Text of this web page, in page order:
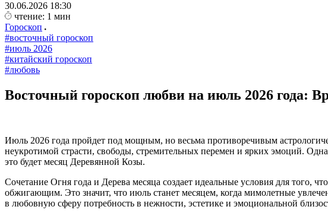
30.06.2026 18:30
чтение: 1 мин
Гороскоп
#восточный гороскоп
#июль 2026
#китайский гороскоп
#любовь
Восточный гороскоп любви на июль 2026 года:
Июль 2026 года пройдет под мощным, но весьма противоречивым
неукротимой страсти, свободы, стремительных перемен и ярких эмоций.
это будет месяц Деревянной Козы.
Сочетание Огня года и Дерева месяца создает идеальные условия для того,
обжигающим. Это значит, что июль станет месяцем, когда мимолетные
в любовную сферу потребность в нежности, эстетике и эмоциональной